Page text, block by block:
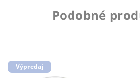
Podobné
Výpredaj